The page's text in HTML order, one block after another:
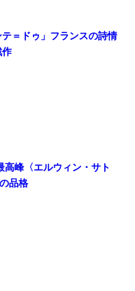
テ＝ドゥ」フランスの詩情
作
高峰〈エルウィン・サト
品格